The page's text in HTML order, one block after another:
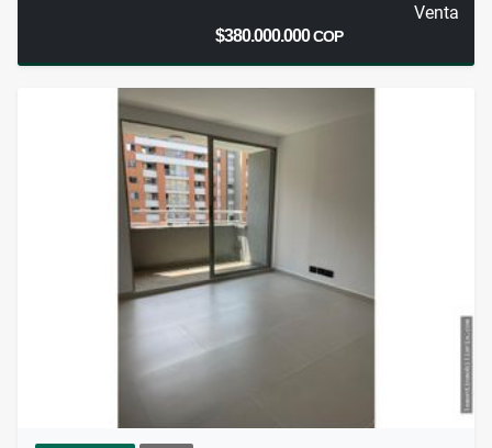
Venta
$380.000.000COP